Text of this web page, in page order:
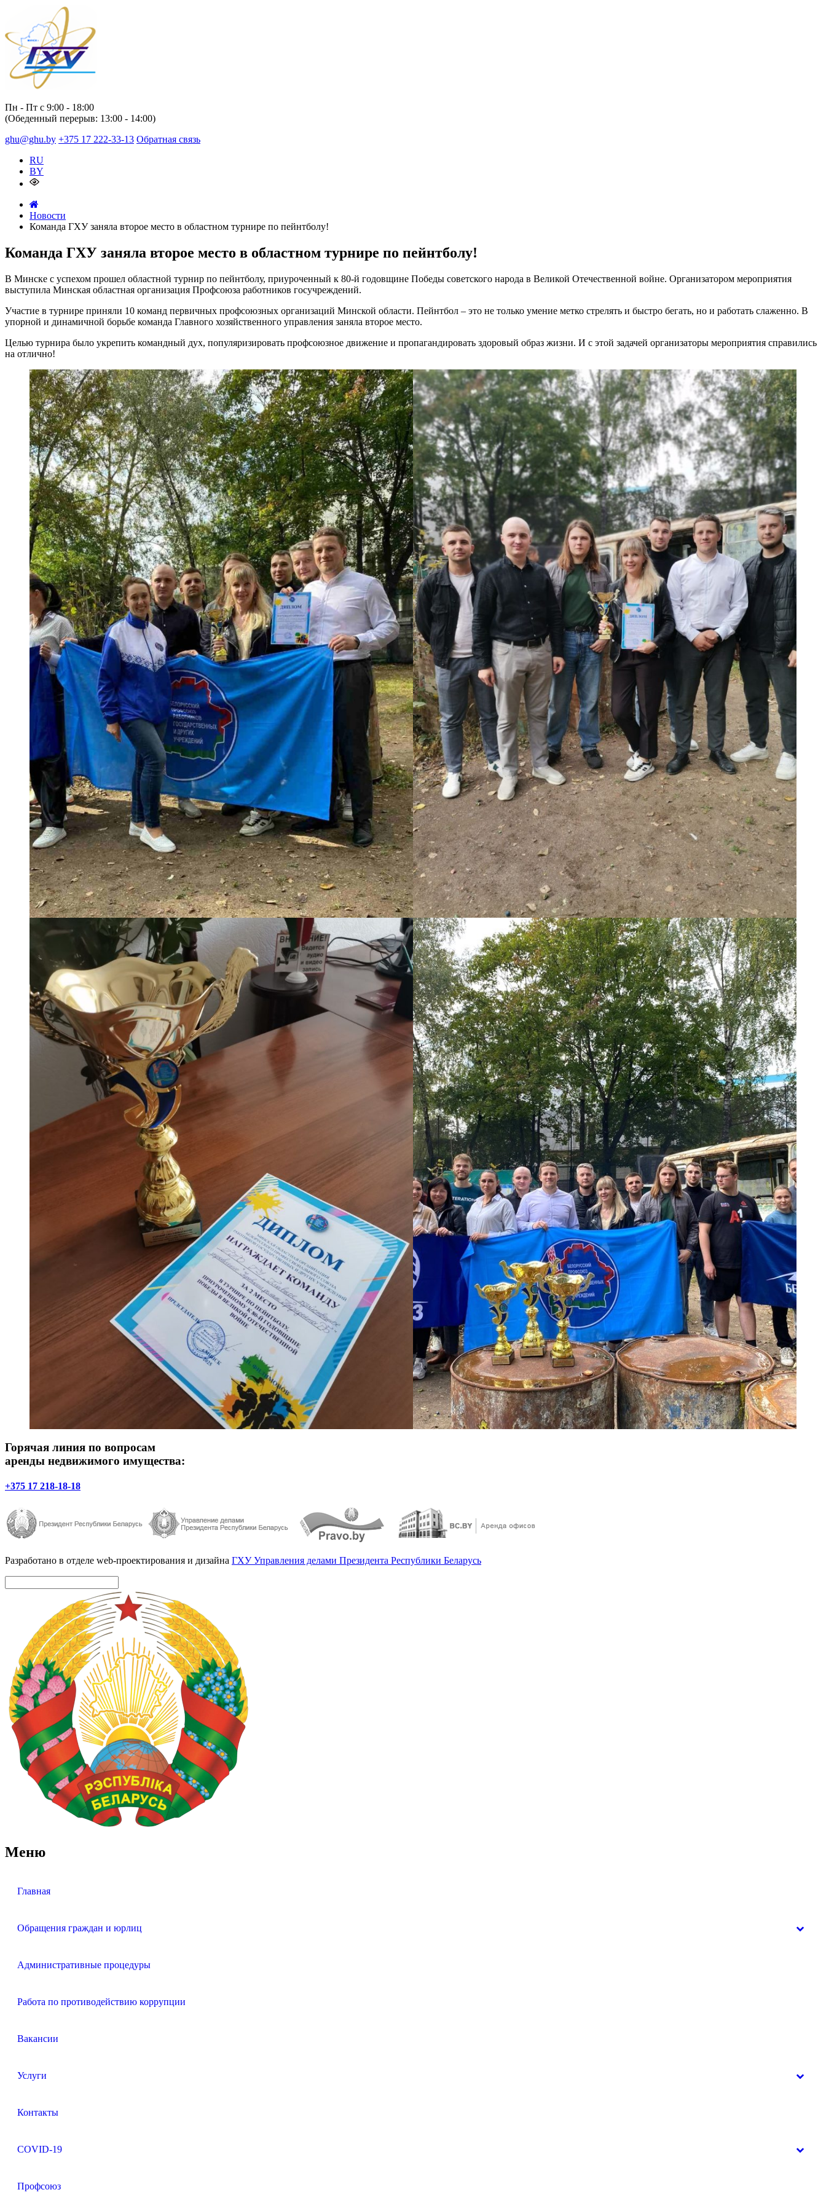
Пн - Пт с 9:00 - 18:00
(Обеденный перерыв: 13:00 - 14:00)
ghu@ghu.by +375 17 222-33-13 Обратная связь
RU
BY
Новости
Команда ГХУ заняла второе место в областном турнире по пейнтболу!
Команда ГХУ заняла второе место в областном турнире по пейнтболу!
В Минске с успехом прошел областной турнир по пейнтболу, приуроченный к 80-й годовщине Победы советского народа в Великой Отечественной войне. Организатором мероприятия
выступила Минская областная организация Профсоюза работников госучреждений.
Участие в турнире приняли 10 команд первичных профсоюзных организаций Минской области. Пейнтбол – это не только умение метко стрелять и быстро бегать, но и работать слаженно. В
упорной и динамичной борьбе команда Главного хозяйственного управления заняла второе место.
Целью турнира было укрепить командный дух, популяризировать профсоюзное движение и пропагандировать здоровый образ жизни. И с этой задачей организаторы мероприятия справились
на отлично!
Горячая линия по вопросам
аренды недвижимого имущества:
+375 17 218-18-18
Разработано в отделе web-проектирования и дизайна ГХУ Управления делами Президента Республики Беларусь
Меню
Главная
Обращения граждан и юрлиц
Административные процедуры
Работа по противодействию коррупции
Вакансии
Услуги
Контакты
COVID-19
Профсоюз